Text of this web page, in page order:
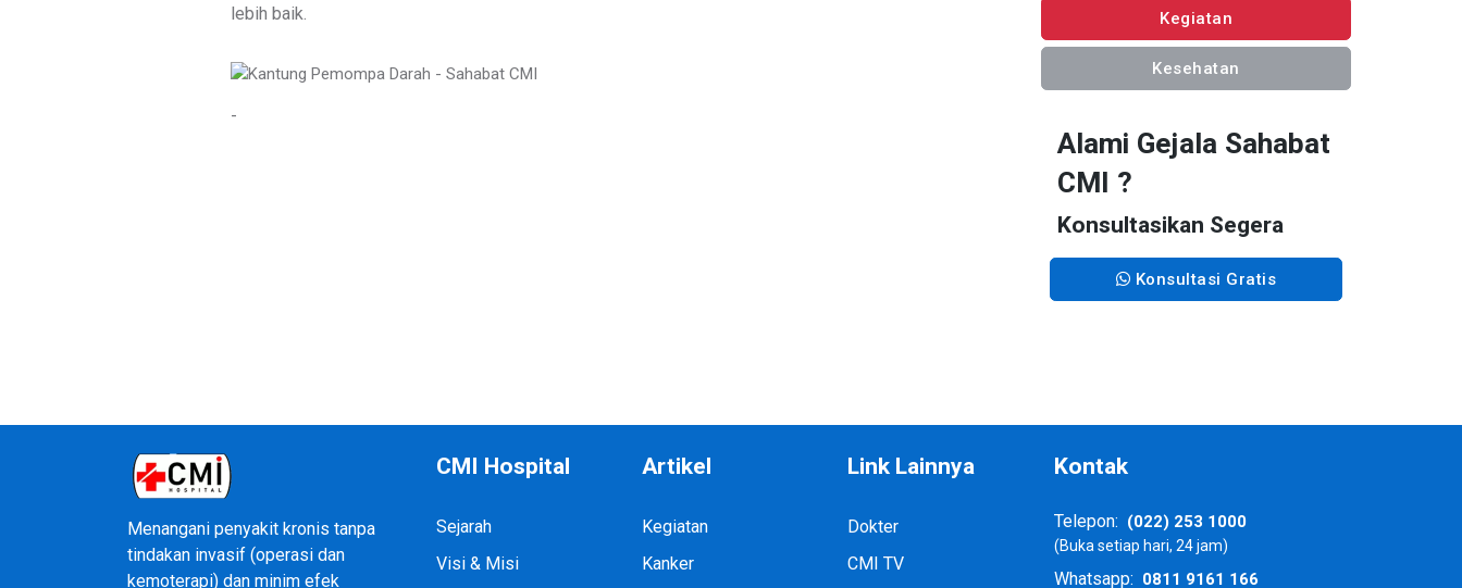
lebih baik.
-
Kegiatan
Kesehatan
Alami Gejala Sahabat
CMI ?
Konsultasikan Segera
Konsultasi Gratis
Menangani penyakit kronis tanpa
tindakan invasif (operasi dan
kemoterapi) dan minim efek
CMI Hospital
Sejarah
Visi & Misi
Artikel
Kegiatan
Kanker
Link Lainnya
Dokter
CMI TV
Kontak
Telepon: (022) 253 1000
(Buka setiap hari, 24 jam)
Whatsapp: 0811 9161 166